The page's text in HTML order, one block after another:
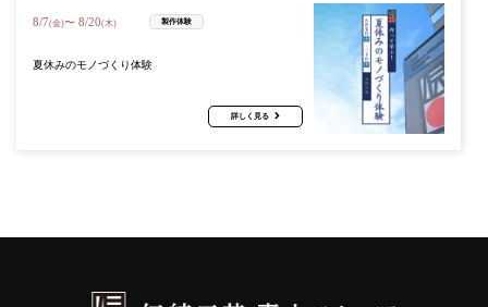
8/7(金)〜 8/20(木) 製作体験
夏休みのモノづくり体験
詳しく見る